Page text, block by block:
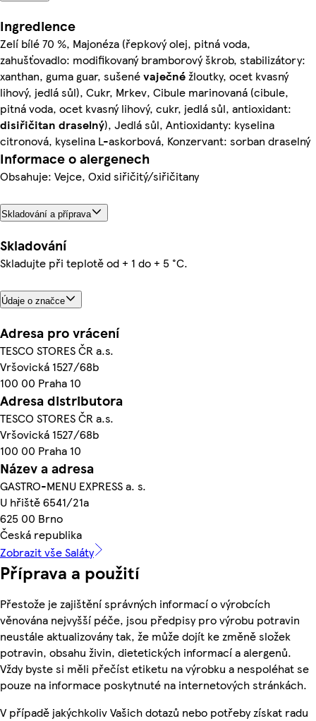
Ingredience
Zelí bílé 70 %, Majonéza (řepkový olej, pitná voda,
zahušťovadlo: modifikovaný bramborový škrob, stabilizátory:
xanthan, guma guar, sušenévaječnéžloutky, ocet kvasný
lihový, jedlá sůl), Cukr, Mrkev, Cibule marinovaná (cibule,
pitná voda, ocet kvasný lihový, cukr, jedlá sůl, antioxidant:
disiřičitan draselný), Jedlá sůl, Antioxidanty: kyselina
citronová, kyselina L-askorbová, Konzervant: sorban draselný
Informace o alergenech
Obsahuje: Vejce, Oxid siřičitý/siřičitany
Skladování a příprava
Skladování
Skladujte při teplotě od + 1 do + 5 °C.
Údaje o značce
Adresa pro vrácení
TESCO STORES ČR a.s.
Vršovická 1527/68b
100 00 Praha 10
Adresa distributora
TESCO STORES ČR a.s.
Vršovická 1527/68b
100 00 Praha 10
Název a adresa
GASTRO-MENU EXPRESS a. s.
U hřiště 6541/21a
625 00 Brno
Česká republika
Zobrazit vše Saláty
Příprava a použití
Přestože je zajištění správných informací o výrobcích
věnována nejvyšší péče, jsou předpisy pro výrobu potravin
neustále aktualizovány tak, že může dojít ke změně složek
potravin, obsahu živin, dietetických informací a alergenů.
Vždy byste si měli přečíst etiketu na výrobku a nespoléhat se
pouze na informace poskytnuté na internetových stránkách.
V případě jakýchkoliv Vašich dotazů nebo potřeby získat radu